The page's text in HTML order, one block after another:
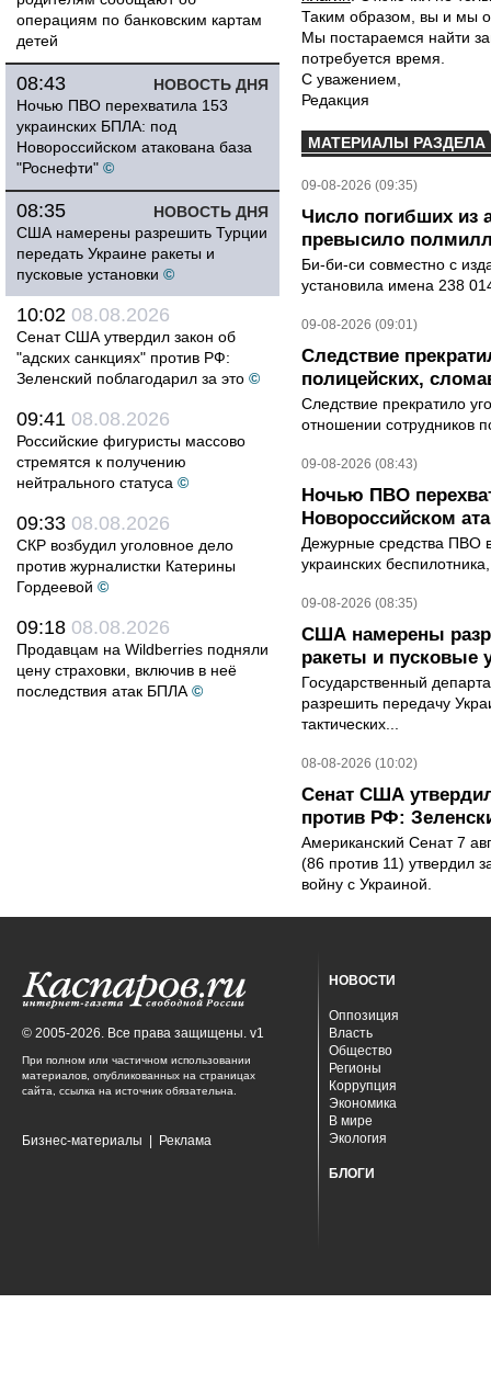
операциям по банковским картам
детей
НОВОСТЬ ДНЯ
08:43
Ночью ПВО перехватила 153
украинских БПЛА: под
Новороссийском атакована база
"Роснефти" ©
НОВОСТЬ ДНЯ
08:35
США намерены разрешить Турции
передать Украине ракеты и
пусковые установки ©
10:02 08.08.2026
Сенат США утвердил закон об
"адских санкциях" против РФ:
Зеленский поблагодарил за это ©
09:41 08.08.2026
Российские фигуристы массово
стремятся к получению
нейтрального статуса ©
09:33 08.08.2026
СКР возбудил уголовное дело
против журналистки Катерины
Гордеевой ©
09:18 08.08.2026
Продавцам на Wildberries подняли
цену страховки, включив в неё
последствия атак БПЛА ©
Таким образом, вы и мы
Мы постараемся найти
потребуется время.
С уважением,
Редакция
МАТЕРИАЛЫ РАЗДЕЛА
09-08-2026 (09:35)
Число погибших из
превысило
Би-би-си совместно с
установила имена 238
09-08-2026 (09:01)
Следствие
полицейских,
Следствие прекратило
отношении сотрудников
09-08-2026 (08:43)
Ночью ПВО
Новороссийском
Дежурные средства ПВО
украинских
09-08-2026 (08:35)
США намерены
ракеты и пусковые
Государственный
разрешить передачу
тактических...
08-08-2026 (10:02)
Сенат США
против РФ:
Американский Сенат 7
(86 против 11) утвердил
войну с Украиной.
© 2005-2026. Все права защищены. v1
При полном или частичном использовании
материалов, опубликованных на страницах
сайта, ссылка на источник обязательна.
Бизнес-материалы Реклама
НОВОСТИ
Оппозиция
Власть
Общество
Регионы
Коррупция
Экономика
В мире
Экология
БЛОГИ